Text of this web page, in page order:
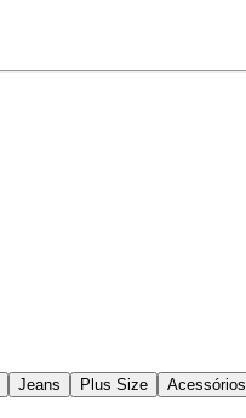
Jeans Plus Size Acessórios